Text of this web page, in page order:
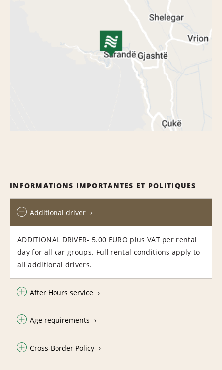
INFORMATIONS IMPORTANTES ET POLITIQUES
Additional driver
ADDITIONAL DRIVER- 5.00 EURO plus VAT per rental
day for all car groups. Full rental conditions apply to
all additional drivers.
After Hours service
Age requirements
Cross-Border Policy